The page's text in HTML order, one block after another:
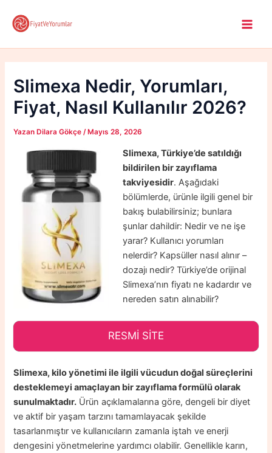
atla
Slimexa Nedir, Yorumları,
Fiyat, Nasıl Kullanılır 2026?
Yazan Dilara Gökçe /Mayıs 28, 2026
Slimexa, Türkiye’de satıldığı
bildirilen bir zayıflama
takviyesidir. Aşağıdaki
bölümlerde, ürünle ilgili genel bir
bakış bulabilirsiniz; bunlara
şunlar dahildir: Nedir ve ne işe
yarar? Kullanıcı yorumları
nelerdir? Kapsüller nasıl alınır –
dozajı nedir? Türkiye’de orijinal
Slimexa’nın fiyatı ne kadardır ve
nereden satın alınabilir?
RESMİ SİTE
Slimexa, kilo yönetimi ile ilgili vücudun doğal süreçlerini
desteklemeyi amaçlayan bir zayıflama formülü olarak
sunulmaktadır. Ürün açıklamalarına göre, dengeli bir diyet
ve aktif bir yaşam tarzını tamamlayacak şekilde
tasarlanmıştır ve kullanıcıların zamanla iştah ve enerji
dengesini yönetmelerine yardımcı olabilir. Genellikle karın,